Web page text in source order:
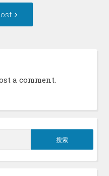
Post:
a comment.
索：